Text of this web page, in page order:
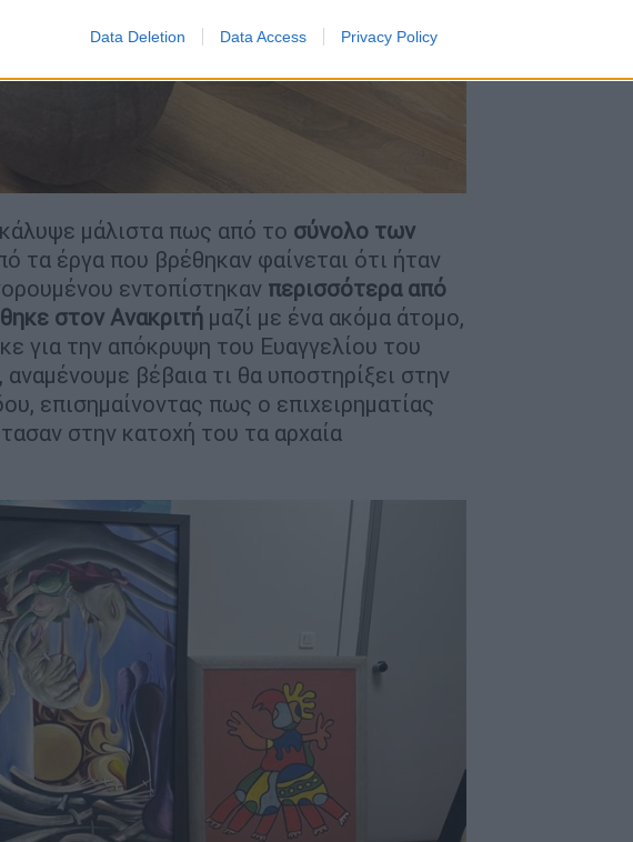
Data Deletion Data Access Privacy Policy
μάλιστα πως από το σύνολο των
τα έργα που βρέθηκαν φαίνεται ότι ήταν
εντοπίστηκαν περισσότερα από
στον Ανακριτή μαζί με ένα ακόμα άτομο,
για την απόκρυψη του Ευαγγελίου του
βέβαια τι θα υποστηρίξει στην
επισημαίνοντας πως ο επιχειρηματίας
στην κατοχή του τα αρχαία